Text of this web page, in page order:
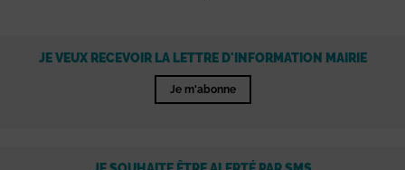
JE VEUX RECEVOIR LA LETTRE D'INFORMATION MAIRIE
Je m'abonne